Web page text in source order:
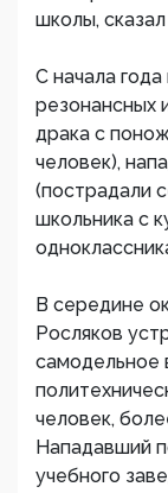
школы,
С начала
резонансных
драка с
человек),
(пострадали
школьника с
В середине
Росляков
самодельное
человек,
Нападавший
учебного